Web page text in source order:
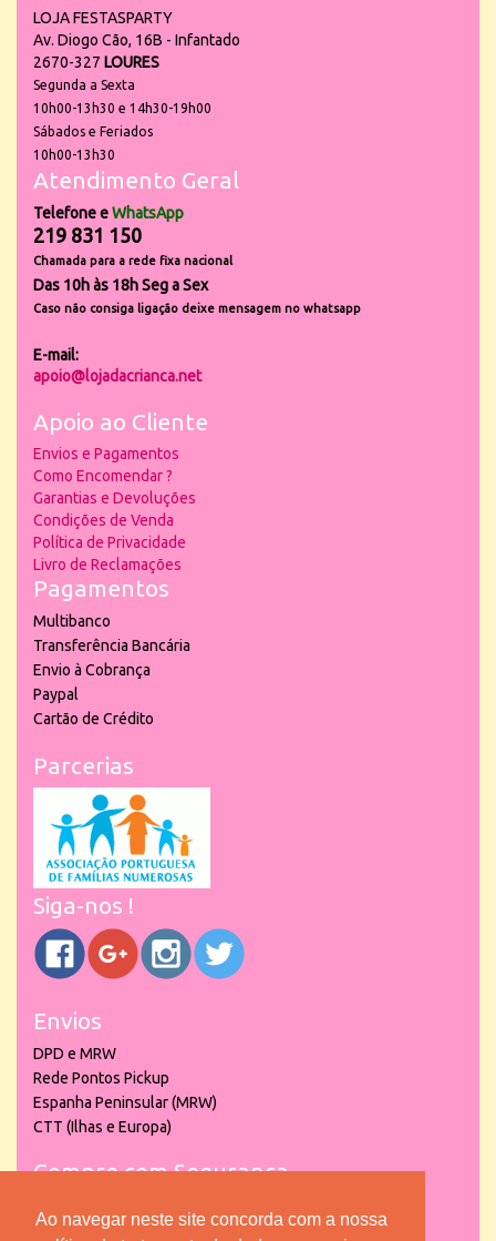
Ao navegar neste site concorda com a nossa
LOJA FESTASPARTY
Av. Diogo Cão, 16B - Infantado
2670-327 LOURES
Segunda a Sexta
10h00-13h30 e 14h30-19h00
Sábados e Feriados
10h00-13h30
Atendimento Geral
Telefone eWhatsApp
219 831 150
Chamada para a rede fixa nacional
Das 10h às 18h Seg a Sex
Caso não consiga ligação deixe mensagem no whatsapp
E-mail:
apoio@lojadacrianca.net
Apoio ao Cliente
Envios e Pagamentos
Como Encomendar ?
Garantias e Devoluções
Condições de Venda
Política de Privacidade
Livro de Reclamações
Pagamentos
Multibanco
Transferência Bancária
Envio à Cobrança
Paypal
Cartão de Crédito
Parcerias
Siga-nos !
Envios
DPD e MRW
Rede Pontos Pickup
Espanha Peninsular (MRW)
CTT (Ilhas e Europa)
Compre com Segurança